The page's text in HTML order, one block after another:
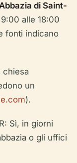
di Saint-
alle 18:00
fonti indicano
chiesa
un
).
R: Sì, in giorni
o gli uffici